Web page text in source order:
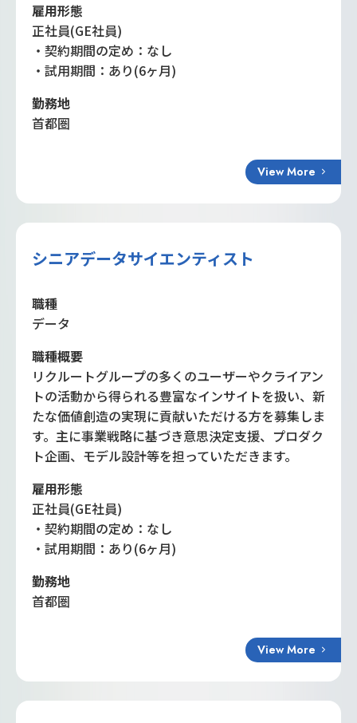
雇用形態
正社員(GE社員)
・契約期間の定め：なし
・試用期間：あり(6ヶ月)
勤務地
首都圏
View More
シニアデータサイエンティスト
職種
データ
職種概要
リクルートグループの多くのユーザーやクライアン
トの活動から得られる豊富なインサイトを扱い、新
たな価値創造の実現に貢献いただける方を募集しま
す。主に事業戦略に基づき意思決定支援、プロダク
ト企画、モデル設計等を担っていただきます。
雇用形態
正社員(GE社員)
・契約期間の定め：なし
・試用期間：あり(6ヶ月)
勤務地
首都圏
View More